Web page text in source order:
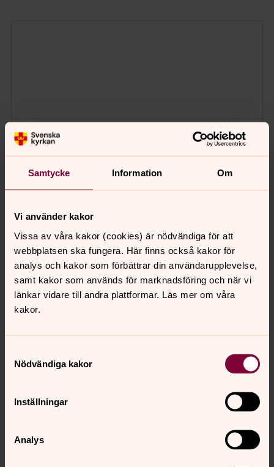
Samtycke Information Om
Vi använder kakor
Vissa av våra kakor (cookies) är nödvändiga för att
webbplatsen ska fungera. Här finns också kakor för
analys och kakor som förbättrar din användarupplevelse,
samt kakor som används för marknadsföring och när vi
länkar vidare till andra plattformar. Läs mer om våra
kakor.
Nödvändiga kakor
Inställningar
Analys